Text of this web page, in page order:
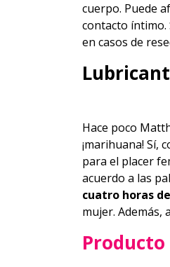
cuerpo. Puede
contacto íntimo.
en casos de
Hace poco
¡marihuana! Sí,
para el placer
acuerdo a las
cuatro horas
mujer. Además,
Producto